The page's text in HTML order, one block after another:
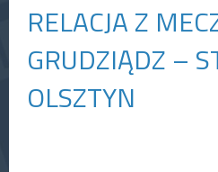
RELACJA Z
GRUDZIĄDZ –
OLSZTYN